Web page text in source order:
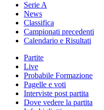
Serie A
News
Classifica
Campionati precedenti
Calendario e Risultati
Partite
Live
Probabile Formazione
Pagelle e voti
Interviste post partita
Dove vedere la partita